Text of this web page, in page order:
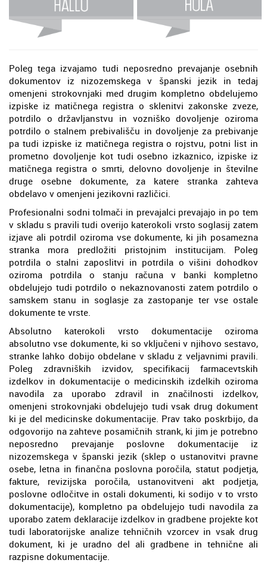
Poleg tega izvajamo tudi neposredno prevajanje osebnih
dokumentov iz nizozemskega v španski jezik in tedaj
omenjeni strokovnjaki med drugim kompletno obdelujemo
izpiske iz matičnega registra o sklenitvi zakonske zveze,
potrdilo o državljanstvu in vozniško dovoljenje oziroma
potrdilo o stalnem prebivališču in dovoljenje za prebivanje
pa tudi izpiske iz matičnega registra o rojstvu, potni list in
prometno dovoljenje kot tudi osebno izkaznico, izpiske iz
matičnega registra o smrti, delovno dovoljenje in številne
druge osebne dokumente, za katere stranka zahteva
obdelavo v omenjeni jezikovni različici.
Profesionalni sodni tolmači in prevajalci prevajajo in po tem
v skladu s pravili tudi overijo katerokoli vrsto soglasij zatem
izjave ali potrdil oziroma vse dokumente, ki jih posamezna
stranka mora predložiti pristojnim institucijam. Poleg
potrdila o stalni zaposlitvi in potrdila o višini dohodkov
oziroma potrdila o stanju računa v banki kompletno
obdelujejo tudi potrdilo o nekaznovanosti zatem potrdilo o
samskem stanu in soglasje za zastopanje ter vse ostale
dokumente te vrste.
Absolutno katerokoli vrsto dokumentacije oziroma
absolutno vse dokumente, ki so vključeni v njihovo sestavo,
stranke lahko dobijo obdelane v skladu z veljavnimi pravili.
Poleg zdravniških izvidov, specifikacij farmacevtskih
izdelkov in dokumentacije o medicinskih izdelkih oziroma
navodila za uporabo zdravil in značilnosti izdelkov,
omenjeni strokovnjaki obdelujejo tudi vsak drug dokument
ki je del medicinske dokumentacije. Prav tako poskrbijo, da
odgovorijo na zahteve posamičnih strank, ki jim je potrebno
neposredno prevajanje poslovne dokumentacije iz
nizozemskega v španski jezik (sklep o ustanovitvi pravne
osebe, letna in finančna poslovna poročila, statut podjetja,
fakture, revizijska poročila, ustanovitveni akt podjetja,
poslovne odločitve in ostali dokumenti, ki sodijo v to vrsto
dokumentacije), kompletno pa obdelujejo tudi navodila za
uporabo zatem deklaracije izdelkov in gradbene projekte kot
tudi laboratorijske analize tehničnih vzorcev in vsak drug
dokument, ki je uradno del ali gradbene in tehnične ali
razpisne dokumentacije.